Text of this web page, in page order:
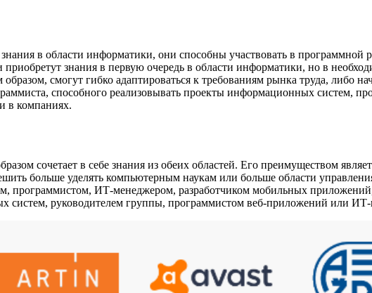
в области информатики, они способны участвовать в
знания в первую очередь в области информатики, но в
смогут гибко адаптироваться к требованиям рынка труда, либо
способного реализовывать проекты информационных систем,
в компаниях.
сочетает в себе знания из обеих областей. Его преимуществом
больше уделять компьютерным наукам или больше области
ИТ-менеджером, разработчиком мобильных
руководителем группы, программистом веб-приложений или ИТ-